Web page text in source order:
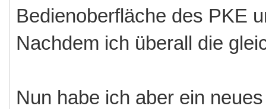
Bedienoberfläche des PKE
Nachdem ich überall die
Nun habe ich aber ein